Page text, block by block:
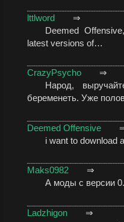
lttlword ⇒
Deemed Offensive
latest versions of…
CrazyPsycho ⇒
Народ,
беременеть. Уже
Deemed Offensive
i want to download
Maks0982 ⇒
А моды с версии
Ladzhigon ⇒